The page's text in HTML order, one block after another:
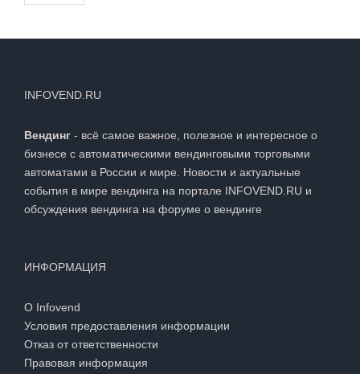
INFOVEND.RU
Вендинг - всё самое важное, полезное и интересное о
бизнесе с автоматическими вендинговыми торговыми
автоматами в России и мире. Новости и актуальные
события в мире вендинга на портале INFOVEND.RU и
обсуждения вендинга на форуме о вендинге
ИНФОРМАЦИЯ
О Infovend
Условия предоставления информации
Отказ от ответственности
Правовая информация